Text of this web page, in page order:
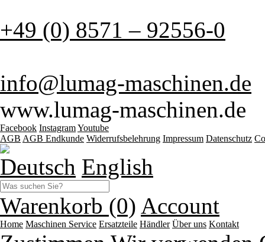
+49 (0) 8571 – 92556-0
info@lumag-maschinen.de
www.lumag-maschinen.de
Facebook InstagramYoutube
AGB AGB Endkunde Widerrufsbelehrung Impressum Datenschutz
Deutsch English
Warenkorb (0) Account
Home Maschinen Service Ersatzteile Händler Über uns Kontakt